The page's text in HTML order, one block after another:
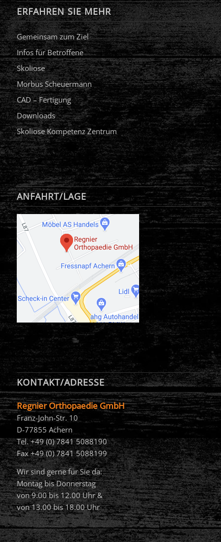
ERFAHREN SIE MEHR
Gemeinsam zum Ziel
Infos für Betroffene
Skoliose
Morbus Scheuermann
CAD – Fertigung
Downloads
Skoliose Kompetenz Zentrum
ANFAHRT/LAGE
KONTAKT/ADRESSE
Regnier Orthopaedie GmbH
Franz-John-Str. 10
D-77855 Achern
Tel. +49 (0) 7841 5088190
Fax +49 (0) 7841 5088199
Wir sind gerne für Sie da:
Montag bis Donnerstag
von 9.00 bis 12.00 Uhr &
von 13.00 bis 18.00 Uhr